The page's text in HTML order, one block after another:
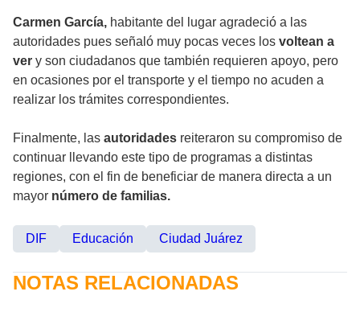
Carmen García, habitante del lugar agradeció a las
autoridades pues señaló muy pocas veces los voltean a
ver y son ciudadanos que también requieren apoyo, pero
en ocasiones por el transporte y el tiempo no acuden a
realizar los trámites correspondientes.
Finalmente, las autoridades reiteraron su compromiso de
continuar llevando este tipo de programas a distintas
regiones, con el fin de beneficiar de manera directa a un
mayor número de familias.
DIF Educación Ciudad Juárez
NOTAS RELACIONADAS